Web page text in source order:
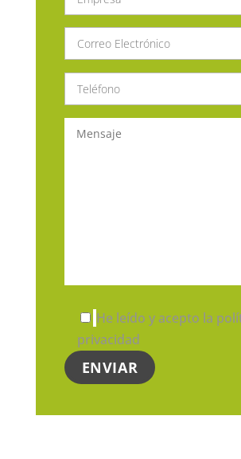
He leído y acepto la
privacidad